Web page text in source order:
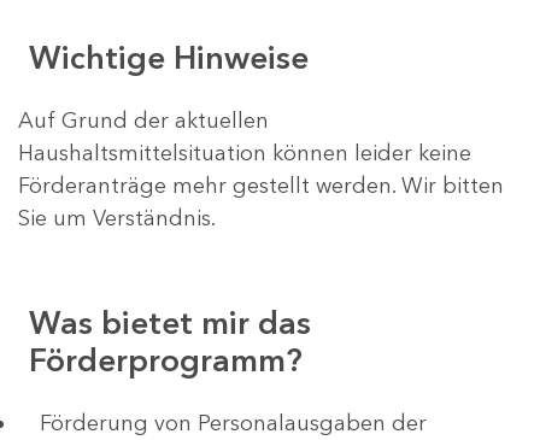
Wichtige Hinweise
Auf Grund der aktuellen
Haushaltsmittelsituation können leider keine
Förderanträge mehr gestellt werden. Wir bitten
Sie um Verständnis.
Was bietet mir das
Förderprogramm?
Förderung von Personalausgaben der